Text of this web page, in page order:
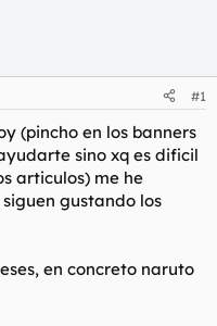
#1
(pincho en los banners
sino xq es dificil
articulos) me he
gustando los
en concreto naruto